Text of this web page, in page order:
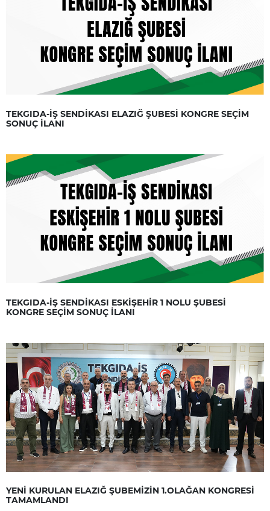
TEKGIDA-İŞ SENDİKASI ELAZIĞ ŞUBESİ KONGRE SEÇİM
SONUÇ İLANI
TEKGIDA-İŞ SENDİKASI ESKİŞEHİR 1 NOLU ŞUBESİ
KONGRE SEÇİM SONUÇ İLANI
YENİ KURULAN ELAZIĞ ŞUBEMİZİN 1.OLAĞAN KONGRESİ
TAMAMLANDI